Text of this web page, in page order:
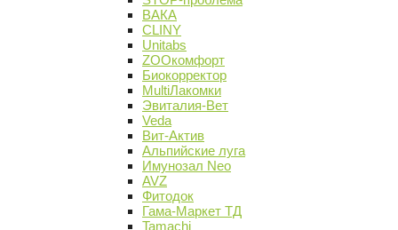
ВАКА
CLINY
Unitabs
ZOOкомфорт
Биокорректор
MultiЛакомки
Эвиталия-Вет
Veda
Вит-Актив
Альпийские луга
Имунозал Neo
AVZ
Фитодок
Гама-Маркет ТД
Tamachi